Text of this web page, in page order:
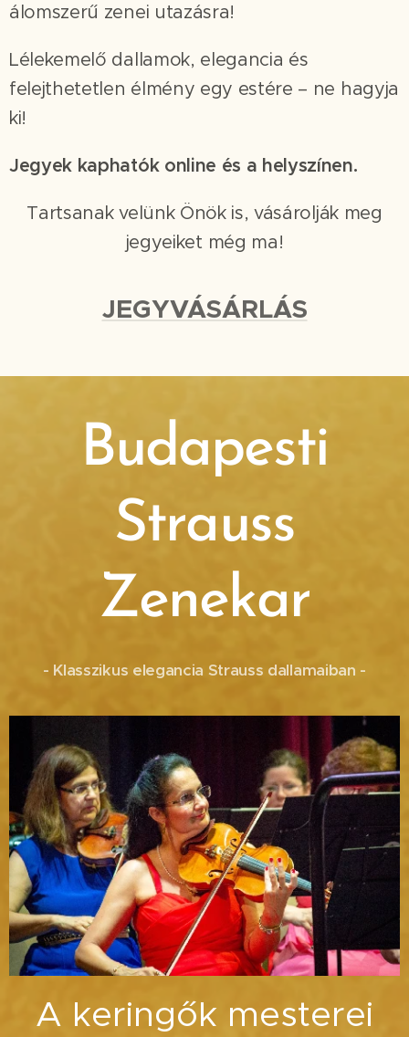
álomszerű zenei utazásra!
Lélekemelő dallamok, elegancia és
felejthetetlen élmény egy estére – ne hagyja
ki!
Jegyek kaphatók online és a helyszínen.
Tartsanak velünk Önök is, vásárolják meg
jegyeiket még ma!
JEGYVÁSÁRLÁS
Budapesti
Strauss
Zenekar
- Klasszikus elegancia Strauss dallamaiban -
A keringők mesterei